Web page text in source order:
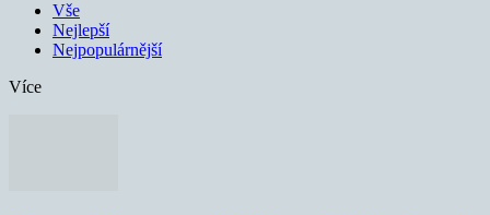
Vše
Nejlepší
Nejpopulárnější
Více